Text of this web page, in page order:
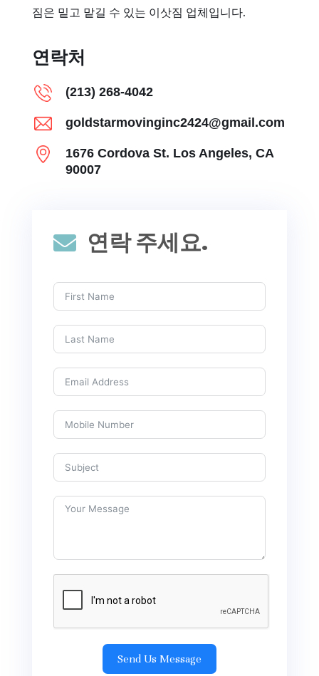
 연락 주세요.
Send Us Message
짐은 밑고 맡길 수 있는 이삿짐 업체입니다.
연락처
(213) 268-4042
goldstarmovinginc2424@gmail.com
1676 Cordova St. Los Angeles, CA
90007